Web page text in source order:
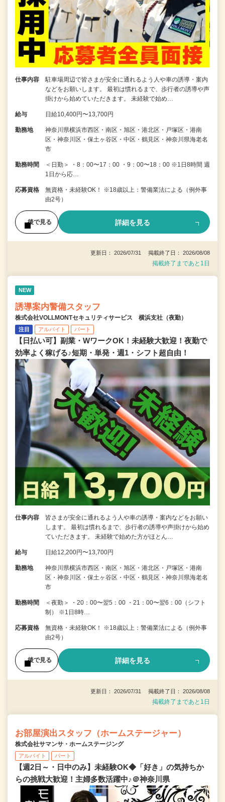
仕事内容
駐車場周辺で皆さまが安全に通れるよう人や車の誘導・案内
などをお願いします。 最初は慣れるまで、歩行者の誘導や声
掛けから始めていただきます。 未経験で始め…
給与 日給10,400円〜13,700円
勤務地
神奈川県横浜市西区・南区・旭区・港北区・戸塚区・港南
区・神奈川区・保土ヶ谷区・中区・鶴見区・神奈川県海老名
市
勤務時間
＜日勤＞ ・8：00〜17：00 ・9：00〜18：00 ※1日8時間 週
1日から応…
応募資格
無資格・未経験OK！ ※18歳以上：警備業法による（例外事
由2号）
後で見る 詳細を見る
更新日： 2026/07/31 掲載終了日： 2026/08/08
掲載終了まであと1日
NEW
誘導案内警備スタッフ
株式会社VOLLMONTセキュリティサービス 横浜支社（夜勤）
注目 アルバイト パート
【日払い可】副業・WワークOK！未経験大歓迎！夜勤で
効率よく稼げる♪短期・単発・週1・シフト超自由！
仕事内容
皆さまが安全に通れるよう人や車の誘導・案内などをお願い
します。 最初は慣れるまで、歩行者の誘導や声掛けから始め
ていただきます。 未経験で始めた方がほとん…
給与 日給12,200円〜13,700円
勤務地
神奈川県横浜市西区・南区・旭区・港北区・戸塚区・港南
区・神奈川区・保土ヶ谷区・中区・鶴見区・神奈川県海老名
市
勤務時間
＜夜勤＞ ・20：00〜翌5：00 ・21：00〜翌6：00（シフト
制） ※1日8時…
応募資格
無資格・未経験OK！ ※18歳以上：警備業法による（例外事
由2号）
後で見る 詳細を見る
更新日： 2026/07/31 掲載終了日： 2026/08/08
掲載終了まであと1日
お部屋演出スタッフ（ホームステージャー）
株式会社サマンサ・ホームステージング
アルバイト パート
【週2日～・日中のみ】未経験OK◆「好き」の気持ちか
らの挑戦大歓迎！主婦多数活躍中♪＠神奈川県